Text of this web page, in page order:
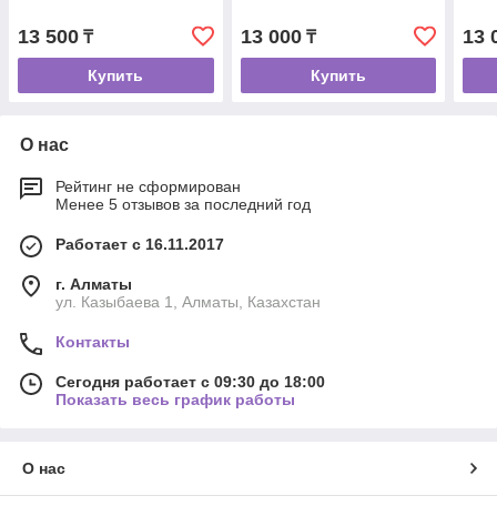
13 500 ₸
Купить
13 000₸
Купить
13
О нас
Рейтинг не сформирован
Менее 5 отзывов за последний год
Работает с 16.11.2017
г. Алматы
ул. Казыбаева 1, Алматы, Казахстан
Контакты
Сегодня работает с 09:30 до 18:00
Показать весь график работы
О нас